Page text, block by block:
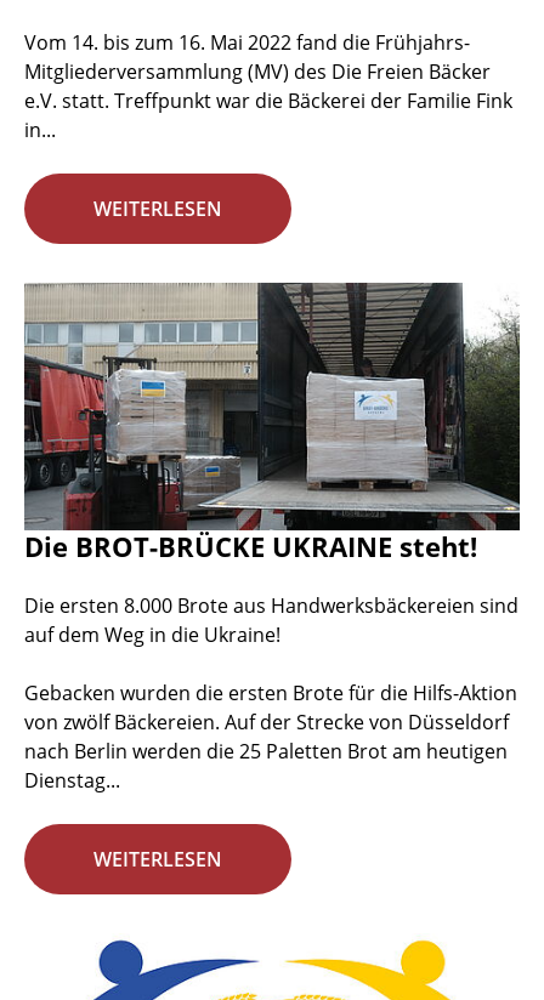
Vom 14. bis zum 16. Mai 2022 fand die Frühjahrs-
Mitgliederversammlung (MV) des Die Freien Bäcker
e.V. statt. Treffpunkt war die Bäckerei der Familie Fink
in...
WEITERLESEN
Die BROT-BRÜCKE UKRAINE steht!
Die ersten 8.000 Brote aus Handwerksbäckereien sind
auf dem Weg in die Ukraine!
Gebacken wurden die ersten Brote für die Hilfs-Aktion
von zwölf Bäckereien. Auf der Strecke von Düsseldorf
nach Berlin werden die 25 Paletten Brot am heutigen
Dienstag...
WEITERLESEN